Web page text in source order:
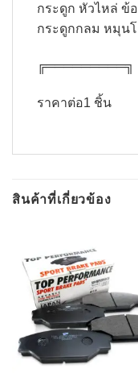
กระดูก หัวไหล่ ข้
กระดูกกลม หมุนโ
╔═════════╗​
ราคาต่อ1 ชิ้น
สินค้าที่เกี่ยวข้อง